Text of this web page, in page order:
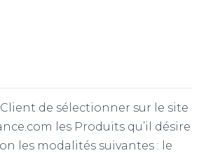
de sélectionner sur le site
les Produits qu’il désire
les modalités suivantes : le